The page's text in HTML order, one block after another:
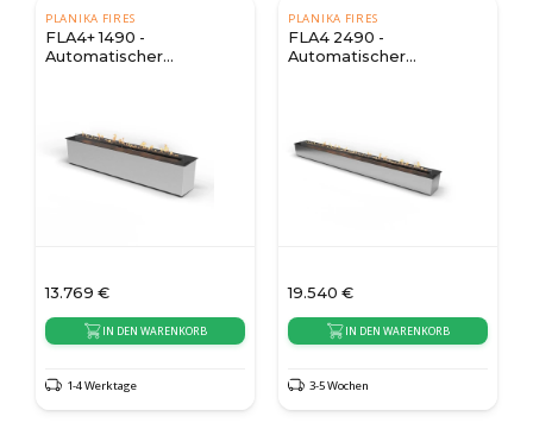
PLANIKA FIRES
FLA4+ 1490 -
Automatischer
13.769 €
IN DEN WARENKORB
1-4 Werktage
PLANIKA FIRES
FLA4 2490 -
Automatischer
19.540 €
IN DEN WARENKORB
3-5 Wochen